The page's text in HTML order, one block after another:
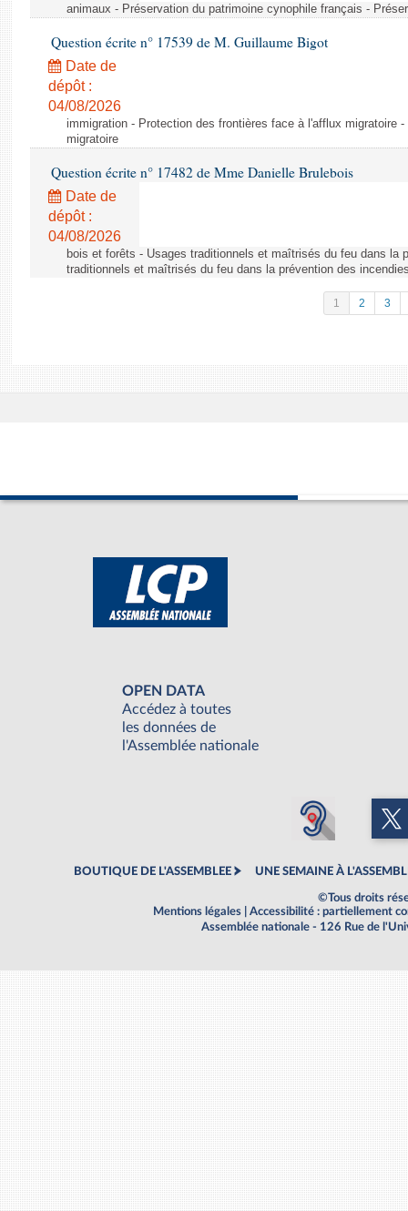
animaux - Préservation du patrimoine cynophile français -
Question écrite n° 17539 de M. Guillaume Bigot
Date de
dépôt :
04/08/2026
immigration - Protection des frontières face à l'afflux migratoire
migratoire
Question écrite n° 17482 de Mme Danielle Brulebois
Date de
dépôt :
04/08/2026
bois et forêts - Usages traditionnels et maîtrisés du feu dans la
traditionnels et maîtrisés du feu dans la prévention des
1 2 3
OPEN DATA
Accédez à toutes
les données de
l'Assemblée nationale
BOUTIQUE DE L'ASSEMBLEE UNE SEMAINE À
©Tous droits
Mentions légales
Accessibilité : partiellement
Assemblée nationale - 126 Rue de